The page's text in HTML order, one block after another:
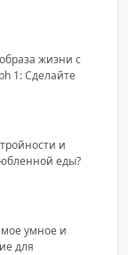
жизни с
1: Сделайте
и
еды?
умное и
для